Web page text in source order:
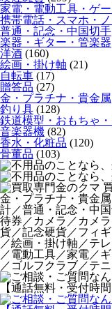
家電・電動工具・ゲ
携帯電話・スマホ・
普通・記念・中国切手
楽器・ギター・管楽器
洋酒 (160)
絵画・掛け軸 (21)
自転車 (17)
贈答品 (27)
金・プラチナ・貴金属
釣り具 (128)
鉄道模型・おもちゃ
音楽器機 (82)
香水・化粧品 (120)
骨董品 (103)
金・プラチナ・貴金
計／普通・記念・中
待券／カメラ／カメ
貨／記念硬貨／フィ
／絵画・掛け軸／テ
／電動工具／家電／
／ゴルフクラブ／テ